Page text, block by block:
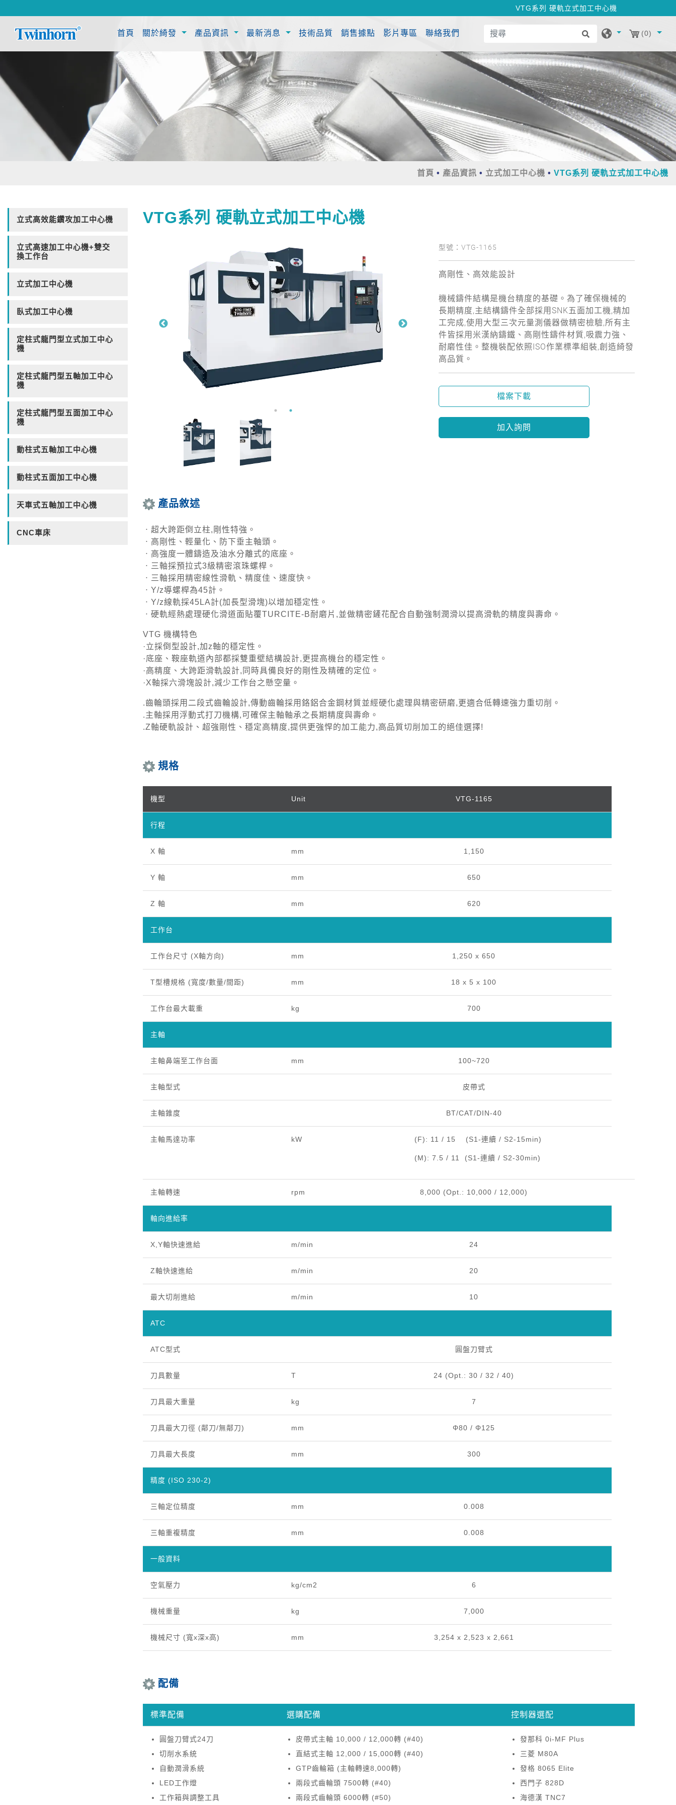
VTG系列 硬軌立式加工中心機
首頁 (current)
關於綺發 產品資訊 最新消息 技術品質 銷售據點 影片專區 聯絡我們 (0)
首頁 產品資訊 立式加工中心機 VTG系列 硬軌立式加工中心機
立式高效能鑽攻加工中心機
立式高速加工中心機+雙交
換工作台
立式加工中心機
臥式加工中心機
定柱式龍門型立式加工中心
機
定柱式龍門型五軸加工中心
機
定柱式龍門型五面加工中心
機
動柱式五軸加工中心機
動柱式五面加工中心機
天車式五軸加工中心機
CNC車床
VTG系列 硬軌立式加工中心機
型號：VTG-1165
高剛性、高效能設計
機械鑄件結構是機台精度的基礎。為了確保機械的
長期精度,主結構鑄件全部採用SNK五面加工機,精加
工完成,使用大型三次元量測儀器做精密檢驗,所有主
件皆採用米漢納鑄鐵、高剛性鑄件材質,吸震力強、
耐磨性佳。整機裝配依照ISO作業標準組裝,創造綺發
高品質。
檔案下載
加入詢問
產品敘述
ㆍ超大跨距倒立柱,剛性特強。
ㆍ高剛性、輕量化、防下垂主軸頭。
ㆍ高強度一體鑄造及油水分離式的底座。
ㆍ三軸採預拉式3級精密滾珠螺桿。
ㆍ三軸採用精密線性滑軌、精度佳、速度快。
ㆍY/z導螺桿為45計。
ㆍY/z線軌採45LA計(加長型滑塊)以增加穩定性。
ㆍ硬軌經熱處理硬化滑道面貼覆TURCITE-B耐磨片,並做精密鏟花配合自動強制潤滑以提高滑軌的精度與壽命。
VTG 機構特色
·立採倒型設計,加z軸的穩定性。
·底座、鞍座軌道內部都採雙重壁結構設計,更提高機台的穩定性。
·高精度、大跨距滑軌設計,同時具備良好的剛性及精確的定位。
·X軸採六滑塊設計,減少工作台之懸空量。
.齒輪頭採用二段式齒輪設計,傳動齒輪採用鉻鋁合金鋼材質並經硬化處理與精密研磨,更適合低轉速強力重切削。
.主軸採用浮動式打刀機構,可確保主軸軸承之長期精度與壽命。
.Z軸硬軌設計、超強剛性、穩定高精度,提供更強悍的加工能力,高品質切削加工的絕佳選擇!
規格
機型 Unit VTG-1165
行程
X 軸 mm 1,150
Y 軸 mm 650
Z 軸 mm 620
工作台
工作台尺寸 (X軸方向) mm 1,250 x 650
T型槽規格 (寬度/數量/間距) mm 18 x 5 x 100
工作台最大載重 kg 700
主軸
主軸鼻端至工作台面 mm 100~720
主軸型式 皮帶式
主軸錐度 BT/CAT/DIN-40
主軸馬達功率 kW (F): 11 / 15 (S1-連續 / S2-15min)
(M): 7.5 / 11 (S1-連續 / S2-30min)
主軸轉速 rpm 8,000 (Opt.: 10,000 / 12,000)
軸向進給率
X,Y軸快速進給 m/min 24
Z軸快速進給 m/min 20
最大切削進給 m/min 10
ATC
ATC型式 圓盤刀臂式
刀具數量 T 24 (Opt.: 30 / 32 / 40)
刀具最大重量 kg 7
刀具最大刀徑 (鄰刀/無鄰刀) mm Φ80 / Φ125
刀具最大長度 mm 300
精度 (ISO 230-2)
三軸定位精度 mm 0.008
三軸重複精度 mm 0.008
一般資料
空氣壓力 kg/cm2 6
機械重量 kg 7,000
機械尺寸 (寬x深x高) mm 3,254 x 2,523 x 2,661
配備
標準配備 選購配備 控制器選配
圓盤刀臂式24刀
切削水系統
自動潤滑系統
LED工作燈
工作箱與調整工具
皮帶式主軸 10,000 / 12,000轉 (#40)
直結式主軸 12,000 / 15,000轉 (#40)
GTP齒輪箱 (主軸轉速8,000轉)
兩段式齒輪頭 7500轉 (#40)
兩段式齒輪頭 6000轉 (#50)
發那科 0i-MF Plus
三菱 M80A
發格 8065 Elite
西門子 828D
海德漢 TNC7